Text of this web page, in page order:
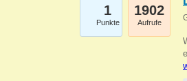
1
Punkte
1902
Aufrufe